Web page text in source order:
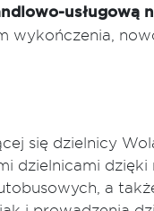
usługową
wykończenia,
się dzielnicy
dzielnicami
a